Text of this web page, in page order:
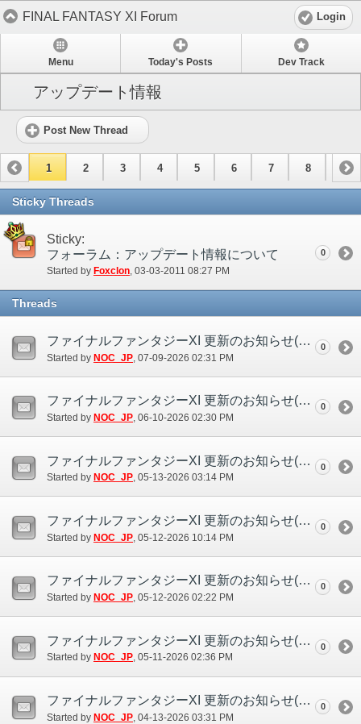
FINAL FANTASY XI Forum Login
Menu Today's Posts Dev Track
アップデート情報
Post New Thread
1 2 3 4 5 6 7 8 9
10 11
Sticky Threads
Sticky:
フォーラム：アップデート情報について
Started by Foxclon‎, 03-03-2011 08:27 PM
0
Threads
ファイナルファンタジーXI 更新のお知らせ(7/9)
Started by NOC_JP ‎, 07-09-2026 02:31 PM
0
ファイナルファンタジーXI 更新のお知らせ(6/10)
Started by NOC_JP‎, 06-10-2026 02:30 PM
0
ファイナルファンタジーXI 更新のお知らせ(5/13)
Started by NOC_JP‎, 05-13-2026 03:14 PM
0
ファイナルファンタジーXI 更新のお知らせ(5/12)
Started by NOC_JP ‎, 05-12-2026 10:14 PM
0
ファイナルファンタジーXI 更新のお知らせ(5/12)
Started by NOC_JP‎, 05-12-2026 02:22 PM
0
ファイナルファンタジーXI 更新のお知らせ(5/11)
Started by NOC_JP‎, 05-11-2026 02:36 PM
0
ファイナルファンタジーXI 更新のお知らせ(4/13)
Started by NOC_JP ‎, 04-13-2026 03:31 PM
0